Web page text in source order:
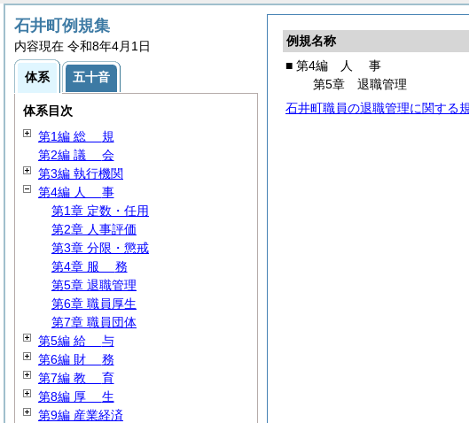
例規名称
■ 第4編
人 事
第5章 退職管理
石井町職員の退職管理に関する
石井町例規集
内容現在 令和8年4月1日
体系 五十音
体系目次
第1編 総 規
第2編 議 会
第3編 執行機関
第4編 人 事
第1章 定数・任用
第2章 人事評価
第3章 分限・懲戒
第4章 服 務
第5章 退職管理
第6章 職員厚生
第7章 職員団体
第5編 給 与
第6編 財 務
第7編 教 育
第8編 厚 生
第9編 産業経済